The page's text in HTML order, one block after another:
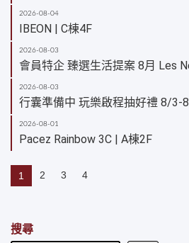
2026-08-04
IBEON | C棟4F
2026-08-03
會員特企 臻選生活提案 8月 Les
2026-08-03
行囊準備中 玩樂啟程抽好禮 8/3-
2026-08-01
Pacez Rainbow 3C | A棟2F
1 2 3 4
搜尋